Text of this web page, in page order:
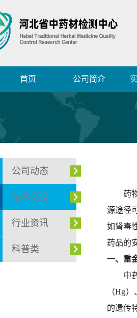
首页 公司简介
公司动态
技术交流
行业资讯
科普类
药
源途径
如肾毒
药品的
一、重
中
（Hg
的遗传